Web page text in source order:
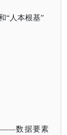
“人本根基”
数据要素